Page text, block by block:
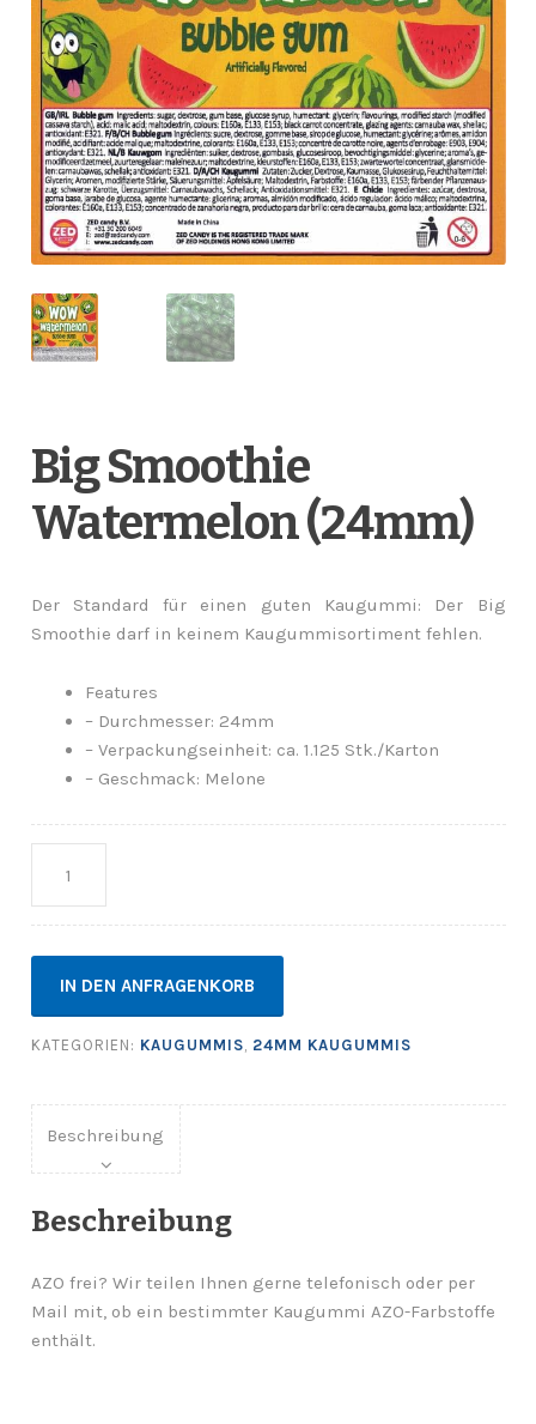
Big Smoothie
Watermelon (24mm)
Der Standard für einen guten Kaugummi: Der Big
Smoothie darf in keinem Kaugummisortiment fehlen.
Features
– Durchmesser: 24mm
– Verpackungseinheit: ca. 1.125 Stk./Karton
– Geschmack: Melone
IN DEN ANFRAGENKORB
KATEGORIEN: KAUGUMMIS 24MM KAUGUMMIS
Beschreibung
Beschreibung
AZO frei? Wir teilen Ihnen gerne telefonisch oder per
Mail mit, ob ein bestimmter Kaugummi AZO-Farbstoffe
enthält.